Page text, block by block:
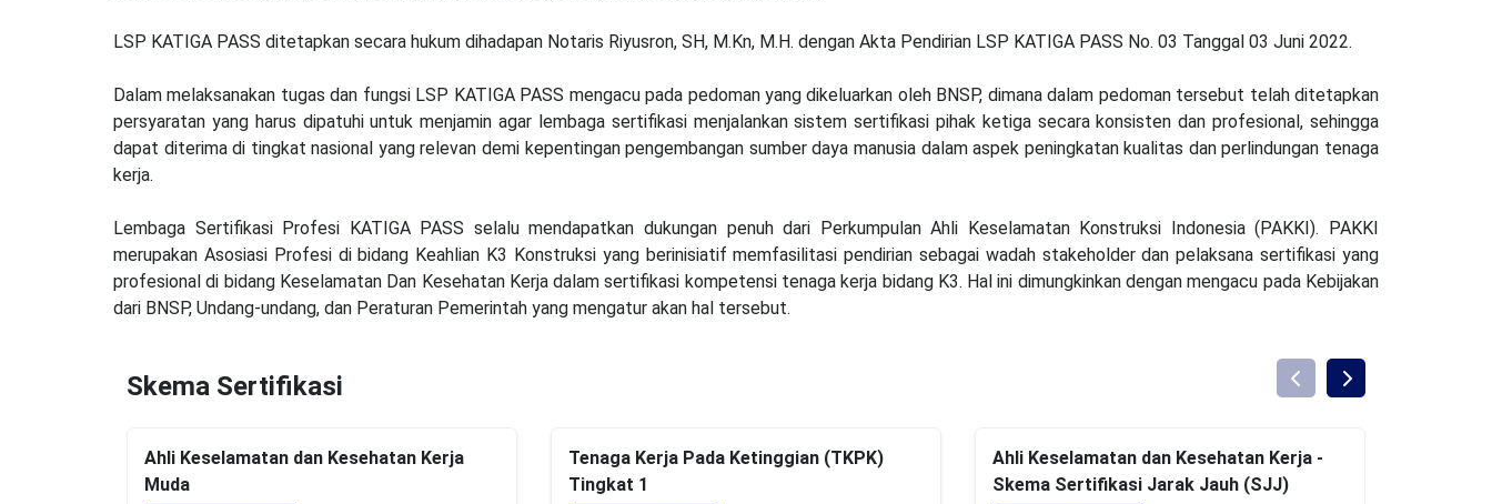
LSP KATIGA PASS ditetapkan secara hukum dihadapan Notaris Riyusron, SH, M.Kn, M.H. dengan Akta Pendirian LSP KATIGA PASS No. 03 Tanggal 03 Juni 2022.
Dalam melaksanakan tugas dan fungsi LSP KATIGA PASS mengacu pada pedoman yang dikeluarkan oleh BNSP, dimana dalam pedoman tersebut telah ditetapkan
persyaratan yang harus dipatuhi untuk menjamin agar lembaga sertifikasi menjalankan sistem sertifikasi pihak ketiga secara konsisten dan profesional, sehingga
dapat diterima di tingkat nasional yang relevan demi kepentingan pengembangan sumber daya manusia dalam aspek peningkatan kualitas dan perlindungan tenaga
kerja.
Lembaga Sertifikasi Profesi KATIGA PASS selalu mendapatkan dukungan penuh dari Perkumpulan Ahli Keselamatan Konstruksi Indonesia (PAKKI). PAKKI
merupakan Asosiasi Profesi di bidang Keahlian K3 Konstruksi yang berinisiatif memfasilitasi pendirian sebagai wadah stakeholder dan pelaksana sertifikasi yang
profesional di bidang Keselamatan Dan Kesehatan Kerja dalam sertifikasi kompetensi tenaga kerja bidang K3. Hal ini dimungkinkan dengan mengacu pada Kebijakan
dari BNSP, Undang-undang, dan Peraturan Pemerintah yang mengatur akan hal tersebut.
Skema Sertifikasi
Ahli Keselamatan dan Kesehatan Kerja
Muda
Tenaga Kerja Pada Ketinggian (TKPK)
Tingkat 1
Ahli Keselamatan dan Kesehatan Kerja -
Skema Sertifikasi Jarak Jauh (SJJ)